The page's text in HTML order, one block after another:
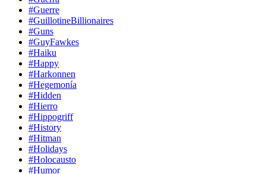
#Guerre
#GuillotineBillionaires
#Guns
#GuyFawkes
#Haiku
#Happy
#Harkonnen
#Hegemonía
#Hidden
#Hierro
#Hippogriff
#History
#Hitman
#Holidays
#Holocausto
#Humor